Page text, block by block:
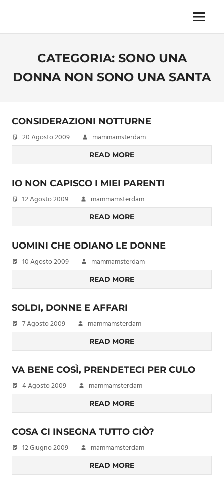
content
imprescindibile,
inevitabile
da
anche
formato
monodose
e
migliorata
Menu
CATEGORIA: SONO UNA
DONNA NON SONO UNA SANTA
CONSIDERAZIONI NOTTURNE
20 Agosto 2009 mammamsterdam
READ MORE
IO NON CAPISCO I MIEI PARENTI
12 Agosto 2009 mammamsterdam
READ MORE
UOMINI CHE ODIANO LE DONNE
10 Agosto 2009 mammamsterdam
READ MORE
SOLDI, DONNE E AFFARI
7 Agosto 2009 mammamsterdam
READ MORE
VA BENE COSÌ, PRENDETECI PER CULO
4 Agosto 2009 mammamsterdam
READ MORE
COSA CI INSEGNA TUTTO CIÒ?
12 Giugno 2009 mammamsterdam
READ MORE